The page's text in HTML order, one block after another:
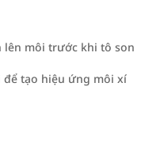
lên môi trước khi tô son
tạo hiệu ứng môi xí